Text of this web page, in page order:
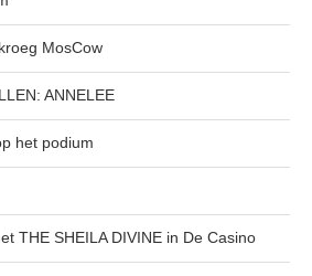
MosCow
ANNELEE
het podium
THE SHEILA DIVINE in De Casino